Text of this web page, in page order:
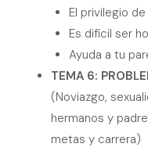
El privilegio
Es difícil ser
Ayuda a tu
TEMA 6:
(Noviazgo,
hermanos y
metas y carrera)